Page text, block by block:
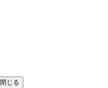
閉じる